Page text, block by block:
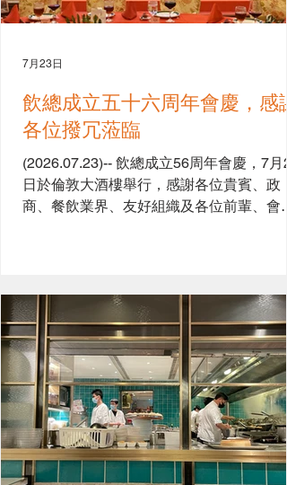
飲總成立五十六周年會慶，感謝
各位撥冗蒞臨
(2026.07.23)-- 飲總成立56周年會慶，7月
日於倫敦大酒樓舉行，感謝各位貴賓、政
商、餐飲業界、友好組織及各位前輩、會員
慶順利舉行。祝大家生活愉快！
7月23日